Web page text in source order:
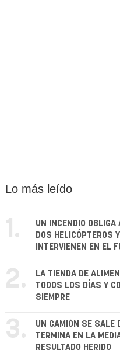
Lo más leído
1.
UN INCENDIO
DOS HELICÓPTEROS
INTERVIENEN EN EL
2.
LA TIENDA DE
TODOS LOS DÍAS Y
SIEMPRE
3.
UN CAMIÓN SE SALE
TERMINA EN LA
RESULTADO HERIDO